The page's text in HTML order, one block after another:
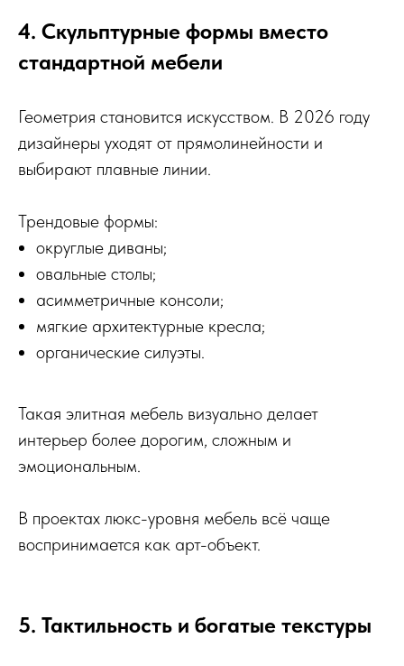
4. Скульптурные формы вместо
стандартной мебели
Геометрия становится искусством. В 2026 году
дизайнеры уходят от прямолинейности и
выбирают плавные линии.
Трендовые формы:
округлые диваны;
овальные столы;
асимметричные консоли;
мягкие архитектурные кресла;
органические силуэты.
Такая элитная мебель визуально делает
интерьер более дорогим, сложным и
эмоциональным.
В проектах люкс-уровня мебель всё чаще
воспринимается как арт-объект.
5. Тактильность и богатые текстуры